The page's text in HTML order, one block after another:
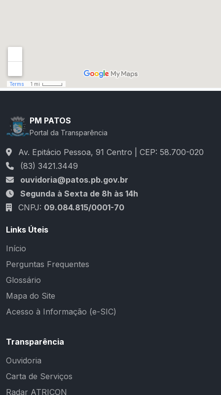
PM PATOS
Portal da Transparência
Av. Epitácio Pessoa, 91 Centro | CEP: 58.700-020
(83) 3421.3449
ouvidoria@patos.pb.gov.br
Segunda à Sexta de 8h às 14h
CNPJ: 09.084.815/0001-70
Links Úteis
Início
Perguntas Frequentes
Glossário
Mapa do Site
Acesso à Informação (e-SIC)
Transparência
Ouvidoria
Carta de Serviços
Radar ATRICON